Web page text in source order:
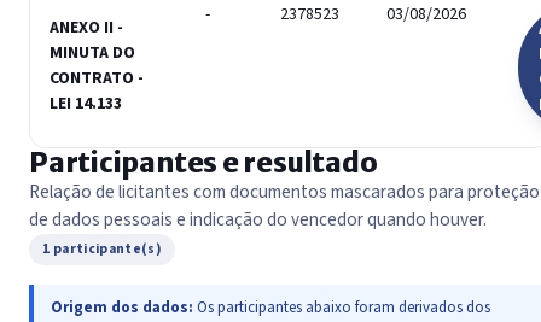
ANEXO II -
MINUTA DO
CONTRATO -
LEI 14.133
- 2378523 03/08/2026
Participantes e resultado
Relação de licitantes com documentos mascarados para proteção
de dados pessoais e indicação do vencedor quando houver.
1 participante(s)
Origem dos dados: Os participantes abaixo foram derivados dos